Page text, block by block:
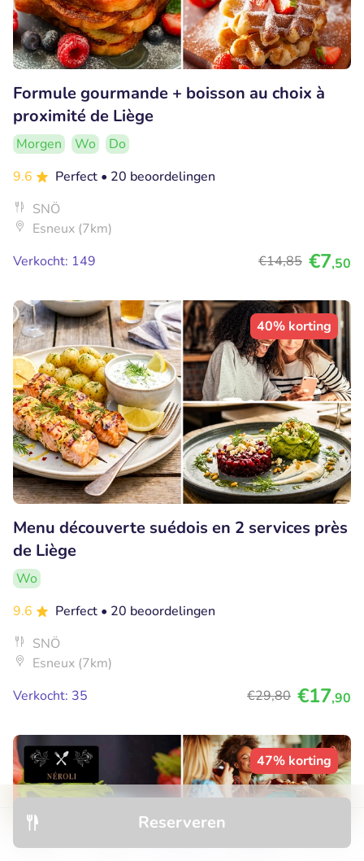
Reserveren
Formule gourmande + boisson au choix à
proximité de Liège
Morgen Wo
Do
9.6
Perfect • 20 beoordelingen
SNÖ
Esneux (7km)
Verkocht: 149
€14,85 €7,50
40% korting
Menu découverte suédois en 2 services près
de Liège
Wo
9.6
Perfect • 20 beoordelingen
SNÖ
Esneux (7km)
Verkocht: 35
€29,80 €17,90
47% korting